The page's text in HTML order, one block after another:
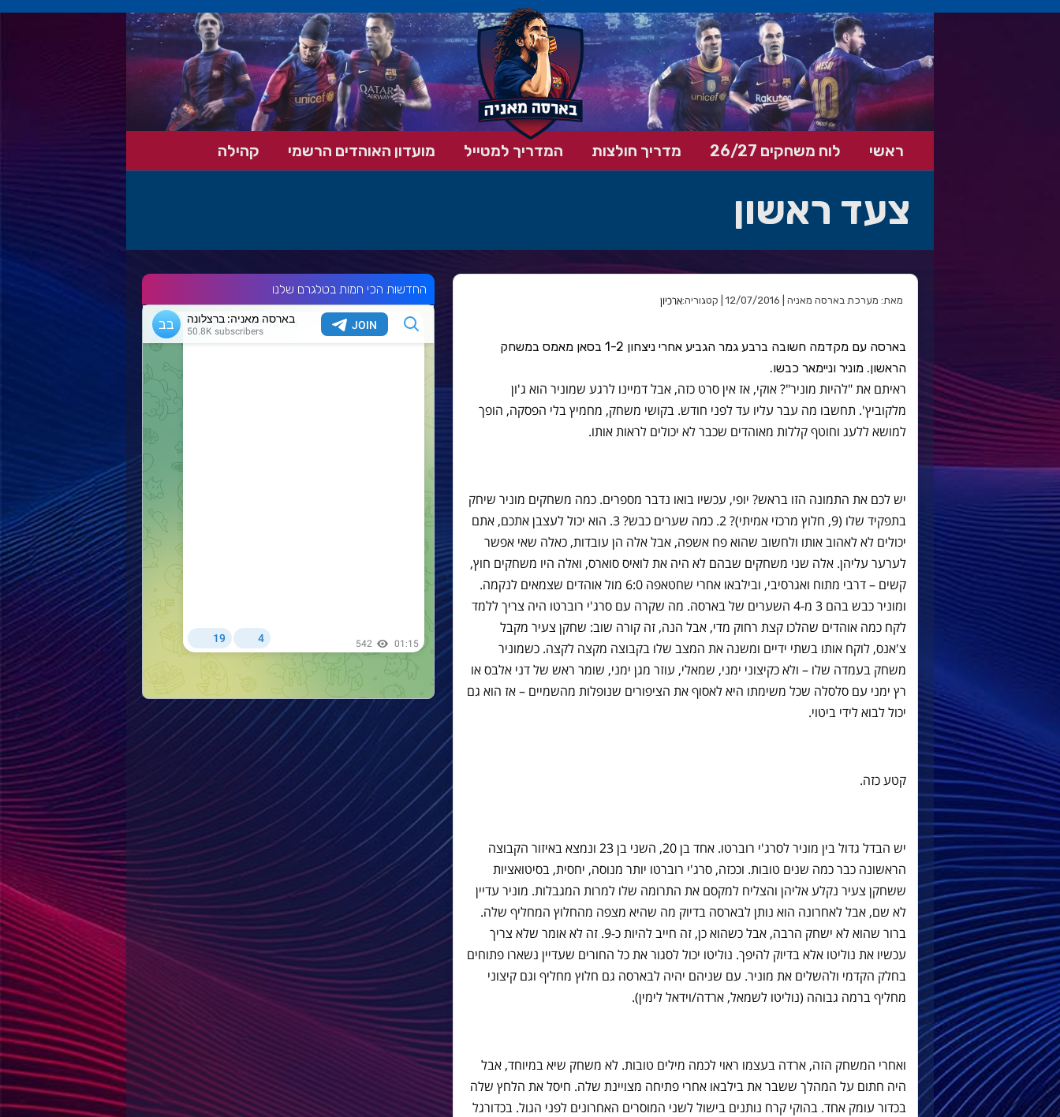
ראשי לוח משחקים 26/27 מדריך חולצות המדריך למטייל מועדון האוהדים הרשמי קהילה
צעד ראשון
מאת: מערכת בארסה מאניה | 12/07/2016 | קטגוריה: ארכיון
בארסה עם מקדמה חשובה ברבע גמר הגביע אחרי ניצחון 1-2 בסאן מאמס במשחק
הראשון. מוניר וניימאר כבשו.
ראיתם את "להיות מוניר"? אוקי, אז אין סרט כזה, אבל דמיינו לרגע שמוניר הוא ג'ון
מלקוביץ'. תחשבו מה עבר עליו עד לפני חודש. בקושי משחק, מחמיץ בלי הפסקה, הופך
למושא ללעג וחוטף קללות מאוהדים שכבר לא יכולים לראות אותו.
יש לכם את התמונה הזו בראש? יופי, עכשיו בואו נדבר מספרים. כמה משחקים מוניר שיחק
בתפקיד שלו (9, חלוץ מרכזי אמיתי)? 2. כמה שערים כבש? 3. הוא יכול לעצבן אתכם, אתם
יכולים לא לאהוב אותו ולחשוב שהוא פח אשפה, אבל אלה הן עובדות, כאלה שאי אפשר
לערער עליהן. אלה שני משחקים שבהם לא היה את לואיס סוארס, ואלה היו משחקים חוץ,
קשים – דרבי מתוח ואגרסיבי, ובילבאו אחרי שחטאפה 6:0 מול אוהדים שצמאים לנקמה.
ומוניר כבש בהם 3 מ-4 השערים של בארסה. מה שקרה עם סרג'י רוברטו היה צריך ללמד
לקח כמה אוהדים שהלכו קצת רחוק מדי, אבל הנה, זה קורה שוב: שחקן צעיר מקבל
צ'אנס, לוקח אותו בשתי ידיים ומשנה את המצב שלו בקבוצה מקצה לקצה. כשמוניר
משחק בעמדה שלו – ולא כקיצוני ימני, שמאלי, עוזר מגן ימני, שומר ראש של דני אלבס או
רץ ימני עם סלסלה שכל משימתו היא לאסוף את הציפורים שנופלות מהשמיים – אז הוא גם
יכול לבוא לידי ביטוי.
קטע כזה.
יש הבדל גדול בין מוניר לסרג'י רוברטו. אחד בן 20, השני בן 23 ונמצא באיזור הקבוצה
הראשונה כבר כמה שנים טובות. וככזה, סרג'י רוברטו יותר מנוסה, יחסית, בסיטואציות
ששחקן צעיר נקלע אליהן והצליח למקסם את התרומה שלו למרות המגבלות. מוניר עדיין
לא שם, אבל לאחרונה הוא נותן לבארסה בדיוק מה שהיא מצפה מהחלוץ המחליף שלה.
ברור שהוא לא ישחק הרבה, אבל כשהוא כן, זה חייב להיות כ-9. זה לא אומר שלא צריך
עכשיו את נוליטו אלא בדיוק להיפך. נוליטו יכול לסגור את כל החורים שעדיין נשארו פתוחים
בחלק הקדמי ולהשלים את מוניר. עם שניהם יהיה לבארסה גם חלוץ מחליף וגם קיצוני
מחליף ברמה גבוהה (נוליטו לשמאל, ארדה/וידאל לימין).
ואחרי המשחק הזה, ארדה בעצמו ראוי לכמה מילים טובות. לא משחק שיא במיוחד, אבל
היה חתום על המהלך ששבר את בילבאו אחרי פתיחה מצויינת שלה. חיסל את הלחץ שלה
בכדור עומק אחד. בהוקי קרח נותנים בישול לשני המוסרים האחרונים לפני הגול. בכדורגל
החדשות הכי חמות בטלגרם שלנו